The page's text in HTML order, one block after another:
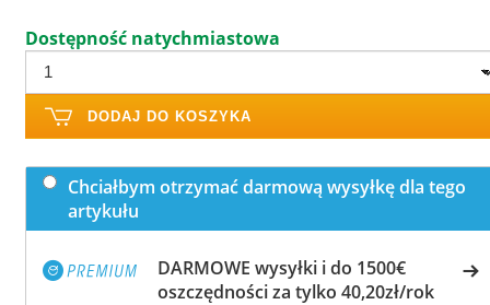
Dostępność natychmiastowa
DODAJ DO KOSZYKA
Chciałbym otrzymać darmową wysyłkę dla tego
artykułu
DARMOWE wysyłki i do 1500€
oszczędności za tylko 40,20zł/rok